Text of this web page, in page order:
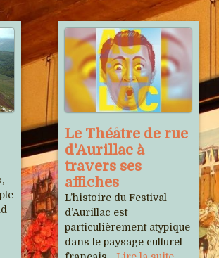
Le Théâtre de rue
d'Aurillac à
travers ses
affiches
L’histoire du Festival
d’Aurillac est
particulièrement atypique
dans le paysage culturel